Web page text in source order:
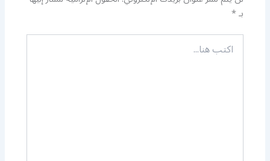
بـ*
اكتب
هنا...